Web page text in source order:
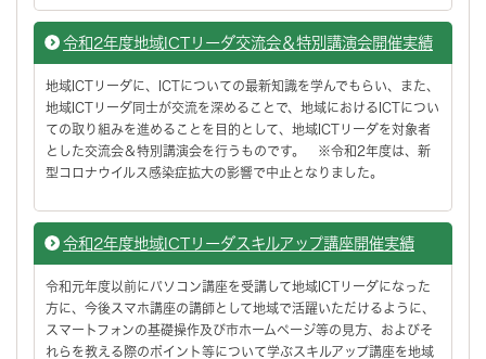
令和2年度地域ICTリーダ交流会＆特別講演会開催実績
地域ICTリーダに、ICTについての最新知識を学んでもらい、また、
地域ICTリーダ同士が交流を深めることで、地域におけるICTについ
ての取り組みを進めることを目的として、地域ICTリーダを対象者
とした交流会＆特別講演会を行うものです。 ※令和2年度は、新
型コロナウイルス感染症拡大の影響で中止となりました。
令和2年度地域ICTリーダスキルアップ講座開催実績
令和元年度以前にパソコン講座を受講して地域ICTリーダになった
方に、今後スマホ講座の講師として地域で活躍いただけるように、
スマートフォンの基礎操作及び市ホームページ等の見方、およびそ
れらを教える際のポイント等について学ぶスキルアップ講座を地域